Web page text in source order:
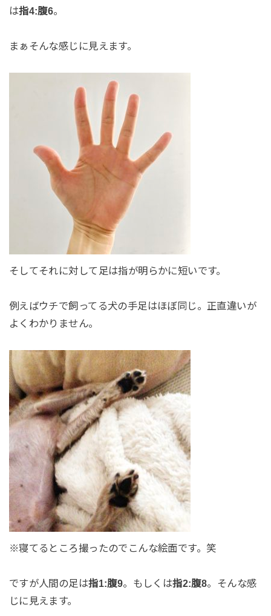
は指4:腹6。
まぁそんな感じに見えます。
そしてそれに対して足は指が明らかに短いです。
例えばウチで飼ってる犬の手足はほぼ同じ。正直違いが
よくわかりません。
※寝てるところ撮ったのでこんな絵面です。笑
ですが人間の足は指1:腹9。もしくは指2:腹8。そんな感
じに見えます。